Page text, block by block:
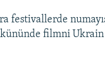
festivallerde
kününde filmni Ukrain